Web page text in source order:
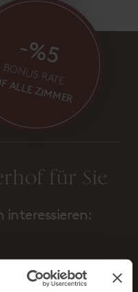
für Sie
interessieren:
-%5
BONUS RATE
ALLE ZIMMER